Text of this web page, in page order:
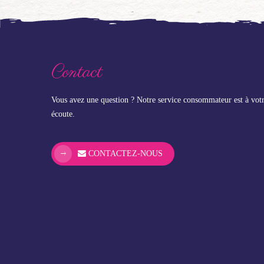
Contact
Vous avez une question ? Notre service consommateur est à
écoute.
CONTACTEZ-NOUS